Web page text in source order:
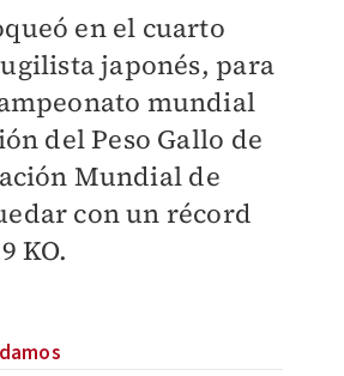
en el cuarto
japonés, para
mundial
del Peso Gallo de
Mundial de
con un récord
KO.